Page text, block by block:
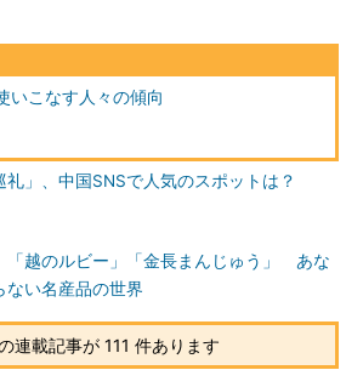
いこなす人々の傾向
礼」、中国SNSで人気のスポットは？
「越のルビー」「金長まんじゅう」 あな
ない名産品の世界
連載記事が 111 件あります